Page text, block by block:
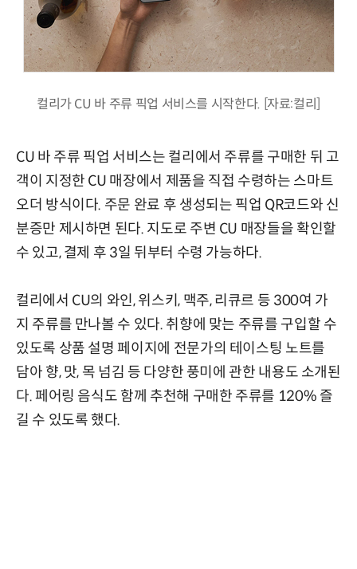
컬리가 CU 바 주류 픽업 서비스를 시작한다. [자료:컬리]
CU 바 주류 픽업 서비스는 컬리에서 주류를 구매한 뒤 고
객이 지정한 CU 매장에서 제품을 직접 수령하는 스마트
오더 방식이다. 주문 완료 후 생성되는 픽업 QR코드와 신
분증만 제시하면 된다. 지도로 주변 CU 매장들을 확인할
수 있고, 결제 후 3일 뒤부터 수령 가능하다.
컬리에서 CU의 와인, 위스키, 맥주, 리큐르 등 300여 가
지 주류를 만나볼 수 있다. 취향에 맞는 주류를 구입할 수
있도록 상품 설명 페이지에 전문가의 테이스팅 노트를
담아 향, 맛, 목 넘김 등 다양한 풍미에 관한 내용도 소개된
다. 페어링 음식도 함께 추천해 구매한 주류를 120% 즐
길 수 있도록 했다.